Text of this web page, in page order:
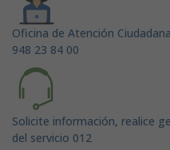
Oficina de Atención Ciudadana
948 23 84 00
Solicite información, realice
del servicio 012